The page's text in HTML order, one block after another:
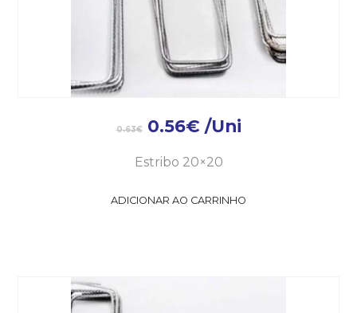
0.63€ 0.56€ /Uni
Estribo 20×20
ADICIONAR AO CARRINHO